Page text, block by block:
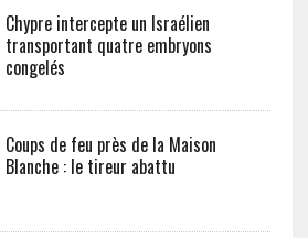
Chypre intercepte un Israélien
transportant quatre embryons
congelés
Coups de feu près de la Maison
Blanche : le tireur abattu